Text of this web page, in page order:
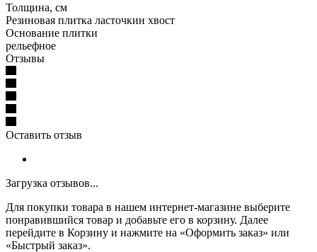
Толщина, см
Резиновая плитка ласточкин хвост
Основание плитки
рельефное
Отзывы
Оставить отзыв
Загрузка отзывов...
Для покупки товара в нашем интернет-магазине выберите
понравившийся товар и добавьте его в корзину. Далее
перейдите в Корзину и нажмите на «Оформить заказ» или
«Быстрый заказ».